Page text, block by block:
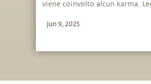
viene coinvolto alcun karma.
Jun 9, 2025